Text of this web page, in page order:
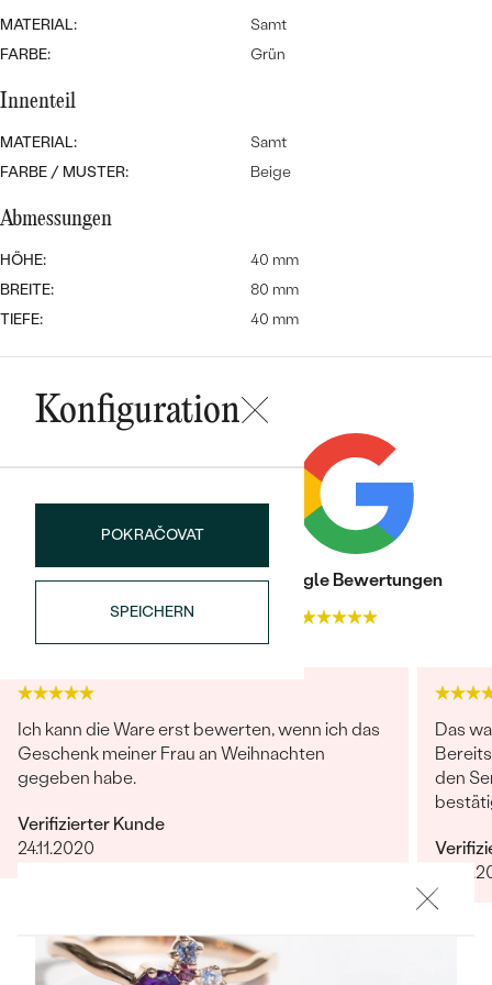
Meistverkaufte
Eheringe
MIT EDELSTEIN
GOLD
PLATIN
SILBER
Wave Kollektion
EDELSTEINSCHMUCK
SCHMUCK MIT LAB GROWN
PERLENSCHMUCK
PERSONALISIERT
SYMBOLISCH
MINIMALISTISCH
NACH DER FARBE
NACH DER FORM
MASSGEFERTIGTER
Meistverkaufte
Ohrrinnge
PREISWERTE
LUXURIÖSE
Personalisierte
Halsketten
Meistverkaufte
Ringe
MATERIAL:
Samt
FARBE:
Grün
Innenteil
MATERIAL:
Samt
FARBE / MUSTER:
Beige
Abmessungen
HÖHE:
40 mm
BREITE:
80 mm
TIEFE:
40 mm
Konfiguration
POKRAČOVAT
SPEICHERN
Trusted shop BewertungenGoogle Bewertungen
Ich kann die Ware erst bewerten, wenn ich das
Geschenk meiner Frau an Weihnachten
gegeben habe.
Verifizierter Kunde
24.11.2020
Das
den
per